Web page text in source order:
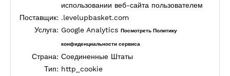
использовании веб-сайта пользователем
Поставщик: .levelupbasket.com
Услуга: Google Analytics Посмотреть Политику
конфиденциальности сервиса
Страна: Соединенные Штаты
Тип: http_cookie